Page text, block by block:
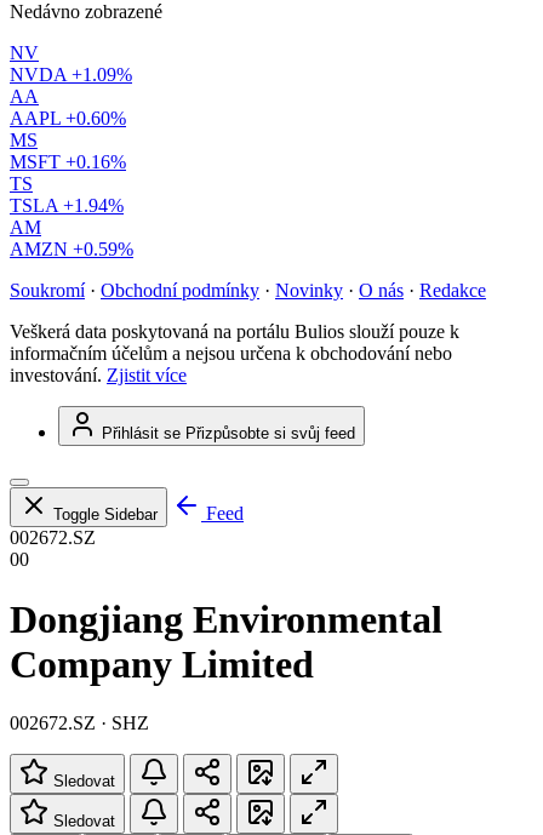
Nedávno zobrazené
NV
NVDA +1.09%
AA
AAPL +0.60%
MS
MSFT +0.16%
TS
TSLA +1.94%
AM
AMZN +0.59%
Soukromí · Obchodní podmínky · Novinky · O nás · Redakce
Veškerá data poskytovaná na portálu Bulios slouží pouze k
informačním účelům a nejsou určena k obchodování nebo
investování. Zjistit více
Přihlásit se Přizpůsobte si svůj feed
Toggle Sidebar
Feed
002672.SZ
00
Dongjiang Environmental
Company Limited
002672.SZ · SHZ
Sledovat
Sledovat